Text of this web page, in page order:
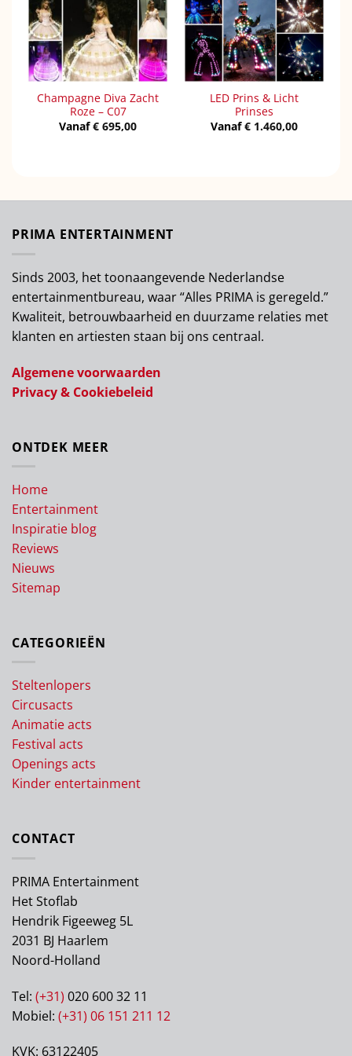
Champagne Diva Zacht
Roze – C07
Vanaf€ 695,00
LED Prins & Licht
Prinses
Vanaf€ 1.460,00
PRIMA ENTERTAINMENT
Sinds 2003, het toonaangevende Nederlandse
entertainmentbureau, waar “Alles PRIMA is geregeld.”
Kwaliteit, betrouwbaarheid en duurzame relaties met
klanten en artiesten staan bij ons centraal.
Algemene voorwaarden
Privacy & Cookiebeleid
ONTDEK MEER
Home
Entertainment
Inspiratie blog
Reviews
Nieuws
Sitemap
CATEGORIEËN
Steltenlopers
Circusacts
Animatie acts
Festival acts
Openings acts
Kinder entertainment
CONTACT
PRIMA Entertainment
Het Stoflab
Hendrik Figeeweg 5L
2031 BJ Haarlem
Noord-Holland
Tel: (+31) 020 600 32 11
Mobiel: (+31) 06 151 211 12
KVK: 63122405